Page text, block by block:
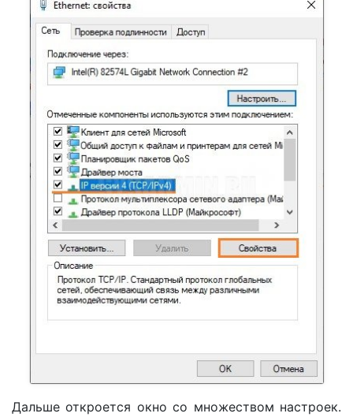
Дальше откроется окно со множеством настроек.